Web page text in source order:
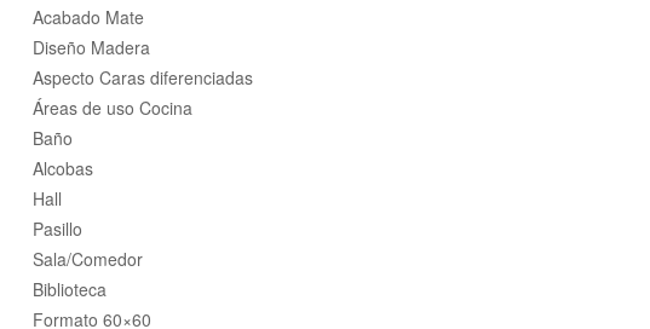
Acabado Mate
Diseño Madera
Aspecto Caras diferenciadas
Áreas de uso Cocina
Baño
Alcobas
Hall
Pasillo
Sala/Comedor
Biblioteca
Formato 60×60